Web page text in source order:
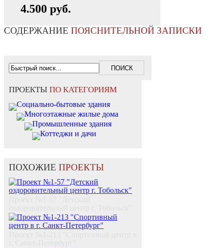
4.500 руб.
СОДЕРЖАНИЕ ПОЯСНИТЕЛЬНОЙ ЗАПИСКИ
ПРОЕКТЫ ПО КАТЕГОРИЯМ
Социально-бытовые здания
Многоэтажные жилые дома
Промышленные здания
Коттеджи и дачи
ПОХОЖИЕ ПРОЕКТЫ